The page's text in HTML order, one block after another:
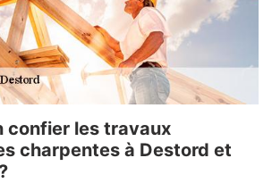
confier les travaux
charpentes à Destord et